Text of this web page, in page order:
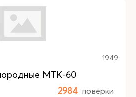
1949
МТК-60
2984 поверки